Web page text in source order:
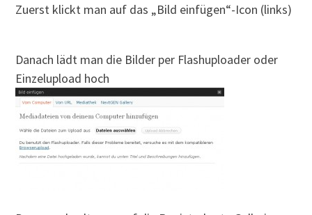
Zuerst klickt man auf das „Bild einfügen“-Icon (links)
Danach lädt man die Bilder per Flashuploader oder
Einzelupload hoch